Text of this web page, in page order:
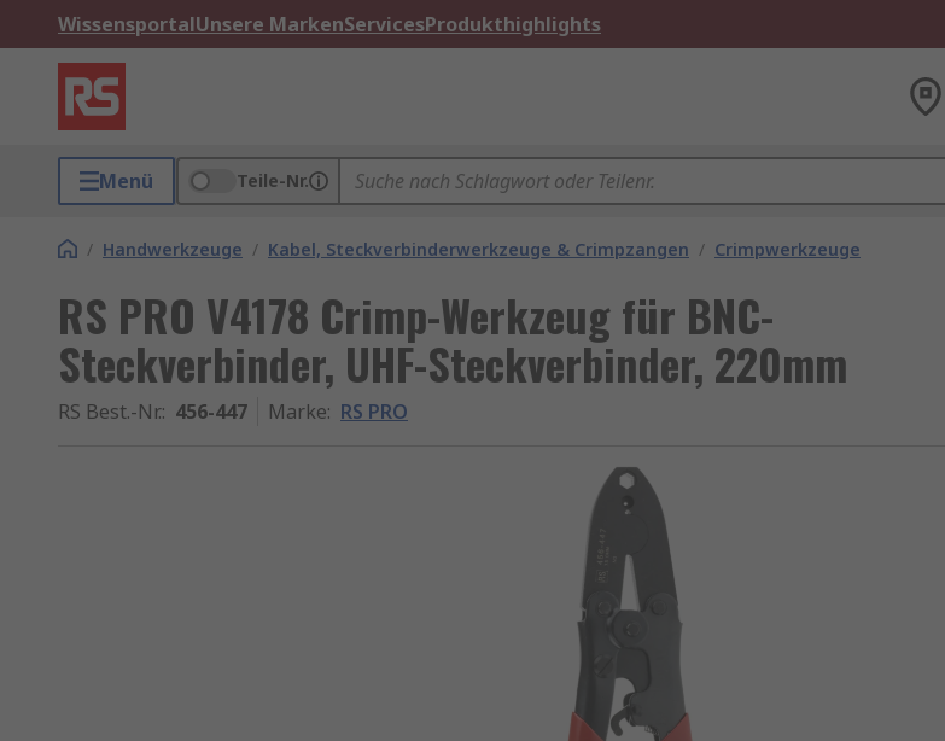
WissensportalUnsere MarkenServicesProdukthighlights
Menü Teile-Nr.
/ Handwerkzeuge / Kabel, Steckverbinderwerkzeuge & Crimpzangen / Crimpwerkzeuge
RS PRO V4178 Crimp-Werkzeug für BNC-
Steckverbinder, UHF-Steckverbinder, 220mm
RS Best.-Nr.: 456-447 Marke: RS PRO